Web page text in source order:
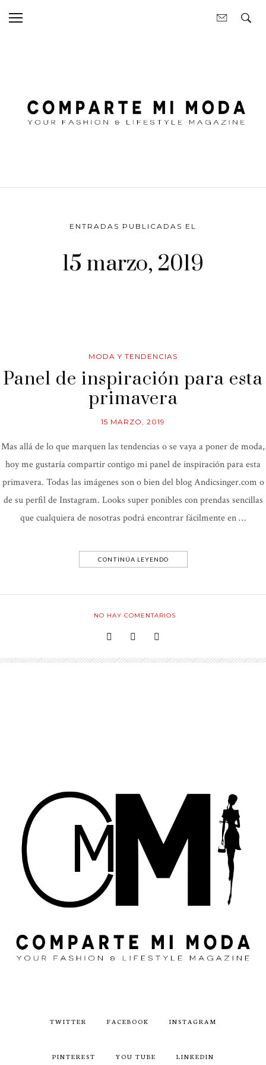
ENTRADAS PUBLICADAS EL
15 marzo, 2019
MODA Y TENDENCIAS
Panel de inspiración para esta
primavera
15 MARZO, 2019
Mas allá de lo que marquen las tendencias o se vaya a poner de moda,
hoy me gustaría compartir contigo mi panel de inspiración para esta
primavera. Todas las imágenes son o bien del blog Andicsinger.com o
de su perfil de Instagram. Looks super ponibles con prendas sencillas
que cualquiera de nosotras podrá encontrar fácilmente en …
CONTINÚA LEYENDO
NO HAY COMENTARIOS
TWITTER FACEBOOK INSTAGRAM
PINTEREST YOU TUBE LINKEDIN